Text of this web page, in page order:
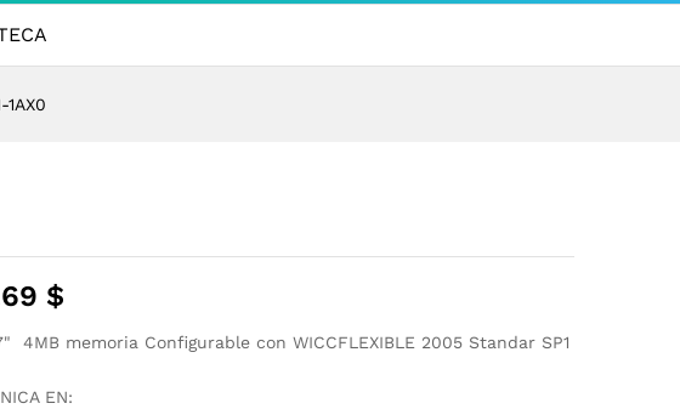
$
4MB memoria Configurable con WICCFLEXIBLE 2005 Standar SP1
EN: